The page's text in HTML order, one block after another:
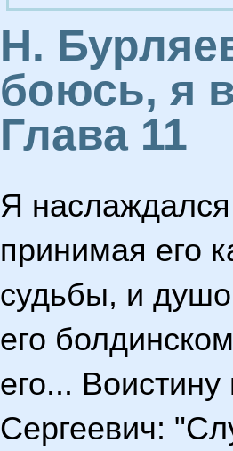
Н.
боюсь, я
Глава 11
Я
принимая его
судьбы, и
его
его...
Сергеевич: